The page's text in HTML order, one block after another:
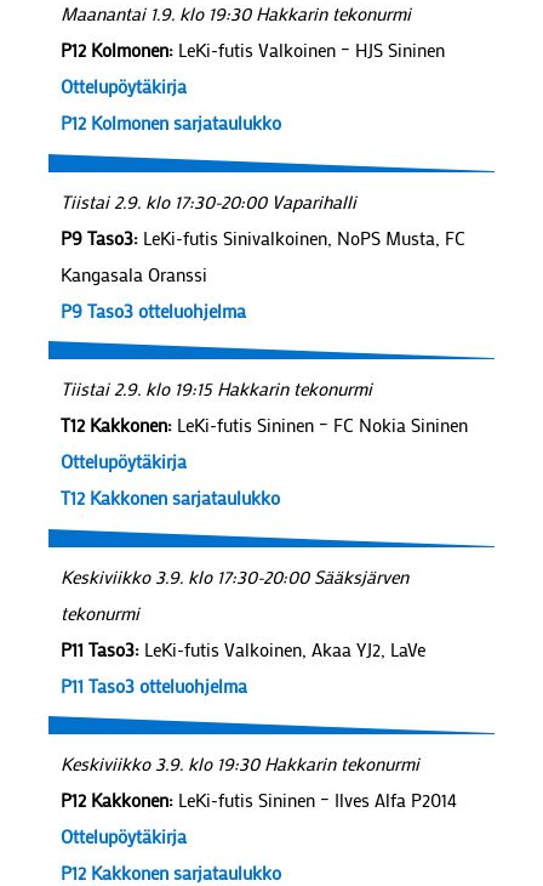
Maanantai 1.9. klo 19:30 Hakkarin tekonurmi
P12 Kolmonen: LeKi-futis Valkoinen – HJS Sininen
Ottelupöytäkirja
P12 Kolmonen sarjataulukko
Tiistai 2.9. klo 17:30-20:00 Vaparihalli
P9 Taso3: LeKi-futis Sinivalkoinen, NoPS Musta, FC
Kangasala Oranssi
P9 Taso3 otteluohjelma
Tiistai 2.9. klo 19:15 Hakkarin tekonurmi
T12 Kakkonen: LeKi-futis Sininen – FC Nokia Sininen
Ottelupöytäkirja
T12 Kakkonen sarjataulukko
Keskiviikko 3.9. klo 17:30-20:00 Sääksjärven
tekonurmi
P11 Taso3: LeKi-futis Valkoinen, Akaa YJ2, LaVe
P11 Taso3 otteluohjelma
Keskiviikko 3.9. klo 19:30 Hakkarin tekonurmi
P12 Kakkonen: LeKi-futis Sininen – Ilves Alfa P2014
Ottelupöytäkirja
P12 Kakkonen sarjataulukko